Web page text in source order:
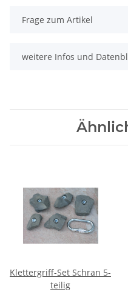
Frage zum Artikel
weitere Infos und
Klettergriff-Set Schran 5-
teilig